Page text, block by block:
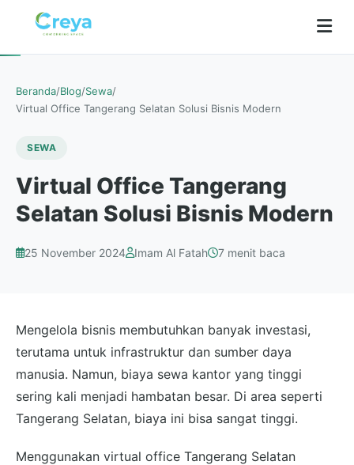
Beranda/Blog/Sewa/
Virtual Office Tangerang Selatan Solusi Bisnis Modern
SEWA
Virtual Office Tangerang
Selatan Solusi Bisnis Modern
25 November 2024 Imam Al Fatah 7 menit baca
Mengelola bisnis membutuhkan banyak investasi,
terutama untuk infrastruktur dan sumber daya
manusia. Namun, biaya sewa kantor yang tinggi
sering kali menjadi hambatan besar. Di area seperti
Tangerang Selatan, biaya ini bisa sangat tinggi.
Menggunakan virtual office Tangerang Selatan